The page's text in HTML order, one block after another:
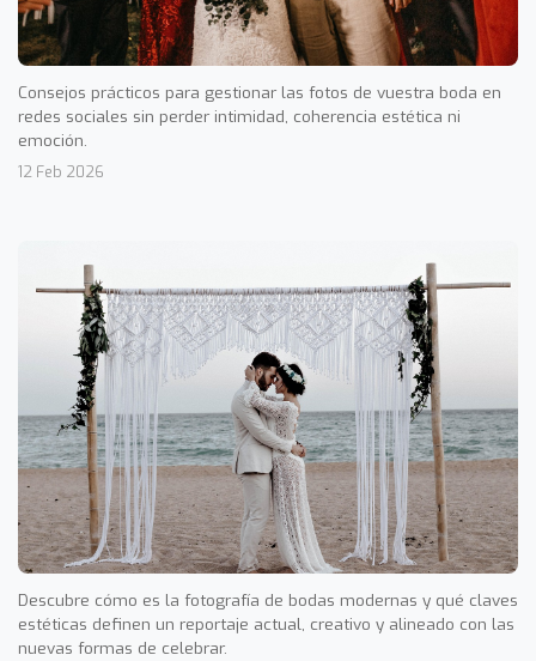
Consejos prácticos para gestionar las fotos de vuestra boda en
redes sociales sin perder intimidad, coherencia estética ni
emoción.
12 Feb 2026
Descubre cómo es la fotografía de bodas modernas y qué claves
estéticas definen un reportaje actual, creativo y alineado con las
nuevas formas de celebrar.